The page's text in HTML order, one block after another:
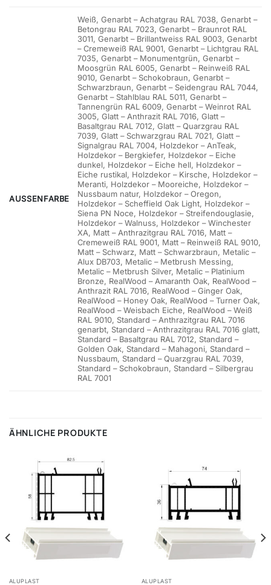
AUSSENFARBE
Weiß, Genarbt – Achatgrau RAL 7038, Genarbt –
Betongrau RAL 7023, Genarbt – Braunrot RAL
3011, Genarbt – Brillantweiss RAL 9003, Genarbt
– Cremeweiß RAL 9001, Genarbt – Lichtgrau RAL
7035, Genarbt – Monumentgrün, Genarbt –
Moosgrün RAL 6005, Genarbt – Reinweiß RAL
9010, Genarbt – Schokobraun, Genarbt –
Schwarzbraun, Genarbt – Seidengrau RAL 7044,
Genarbt – Stahlblau RAL 5011, Genarbt –
Tannengrün RAL 6009, Genarbt – Weinrot RAL
3005, Glatt – Anthrazit RAL 7016, Glatt –
Basaltgrau RAL 7012, Glatt – Quarzgrau RAL
7039, Glatt – Schwarzgrau RAL 7021, Glatt –
Signalgrau RAL 7004, Holzdekor – AnTeak,
Holzdekor – Bergkiefer, Holzdekor – Eiche
dunkel, Holzdekor – Eiche hell, Holzdekor –
Eiche rustikal, Holzdekor – Kirsche, Holzdekor –
Meranti, Holzdekor – Mooreiche, Holzdekor –
Nussbaum natur, Holzdekor – Oregon,
Holzdekor – Scheffield Oak Light, Holzdekor –
Siena PN Noce, Holzdekor – Streifendouglasie,
Holzdekor – Walnuss, Holzdekor – Winchester
XA, Matt – Anthrazitgrau RAL 7016, Matt –
Cremeweiß RAL 9001, Matt – Reinweiß RAL 9010,
Matt – Schwarz, Matt – Schwarzbraun, Metalic –
Alux DB703, Metalic – Metbrush Messing,
Metalic – Metbrush Silver, Metalic – Platinium
Bronze, RealWood – Amaranth Oak, RealWood –
Anthrazit RAL 7016, RealWood – Ginger Oak,
RealWood – Honey Oak, RealWood – Turner Oak,
RealWood – Weisbach Eiche, RealWood – Weiß
RAL 9010, Standard – Anthrazitgrau RAL 7016
genarbt, Standard – Anthrazitgrau RAL 7016 glatt,
Standard – Basaltgrau RAL 7012, Standard –
Golden Oak, Standard – Mahagoni, Standard –
Nussbaum, Standard – Quarzgrau RAL 7039,
Standard – Schokobraun, Standard – Silbergrau
RAL 7001
ÄHNLICHE PRODUKTE
ALUPLAST ALUPLAST